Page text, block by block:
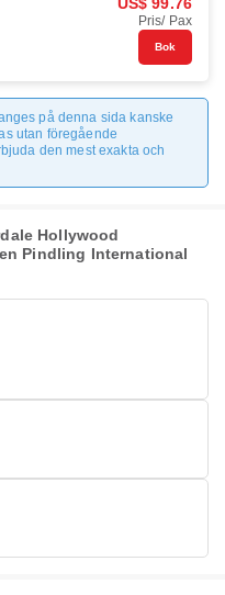
Pris/ Pax
Bok
på denna sida kanske
utan föregående
den mest exakta och
Hollywood
Pindling International